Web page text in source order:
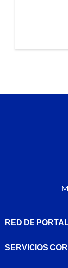
RED DE
SERVICIOS